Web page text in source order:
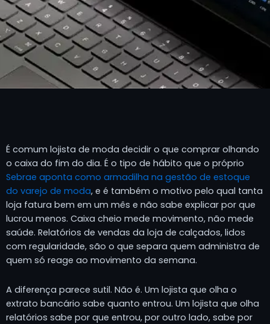
É comum lojista de moda decidir o que comprar olhando
o caixa do fim do dia. É o tipo de hábito que o próprio
Sebrae aponta como armadilha na gestão de estoque
do varejo de moda, e é também o motivo pelo qual tanta
loja fatura bem em um mês e não sabe explicar por que
lucrou menos. Caixa cheio mede movimento, não mede
saúde. Relatórios de vendas da loja de calçados, lidos
com regularidade, são o que separa quem administra de
quem só reage ao movimento da semana.
A diferença parece sutil. Não é. Um lojista que olha o
extrato bancário sabe quanto entrou. Um lojista que olha
relatórios sabe por que entrou, por outro lado, sabe por